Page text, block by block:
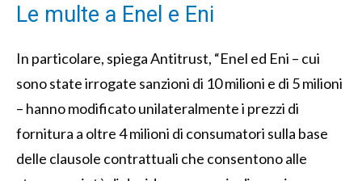
Le multe a Enel e Eni
In particolare, spiega Antitrust, “Enel ed Eni – cui
sono state irrogate sanzioni di 10 milioni e di 5 milioni
– hanno modificato unilateralmente i prezzi di
fornitura a oltre 4 milioni di consumatori sulla base
delle clausole contrattuali che consentono alle